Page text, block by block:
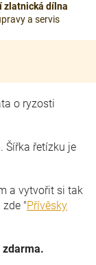
zlatnická dílna
a servis
o ryzosti
Šířka řetízku je
a vytvořit si tak
"Přívěsky